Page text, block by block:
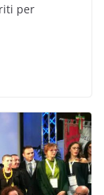
per